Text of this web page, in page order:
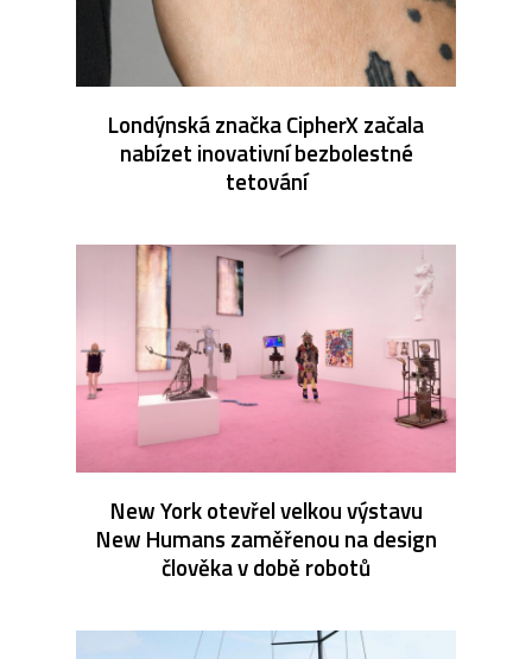
Londýnská značka CipherX začala
nabízet inovativní bezbolestné
tetování
New York otevřel velkou výstavu
New Humans zaměřenou na design
člověka v době robotů